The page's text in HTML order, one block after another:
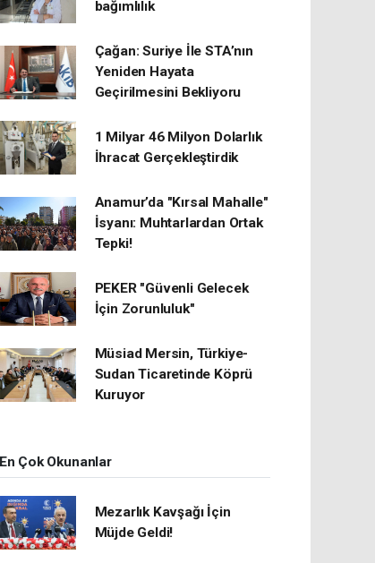
bağımlılık
Çağan: Suriye İle STA’nın
Yeniden Hayata
Geçirilmesini Bekliyoru
1 Milyar 46 Milyon Dolarlık
İhracat Gerçekleştirdik
Anamur’da "Kırsal Mahalle"
İsyanı: Muhtarlardan Ortak
Tepki!
PEKER "Güvenli Gelecek
İçin Zorunluluk"
Müsiad Mersin, Türkiye-
Sudan Ticaretinde Köprü
Kuruyor
En Çok Okunanlar
Mezarlık Kavşağı İçin
Müjde Geldi!